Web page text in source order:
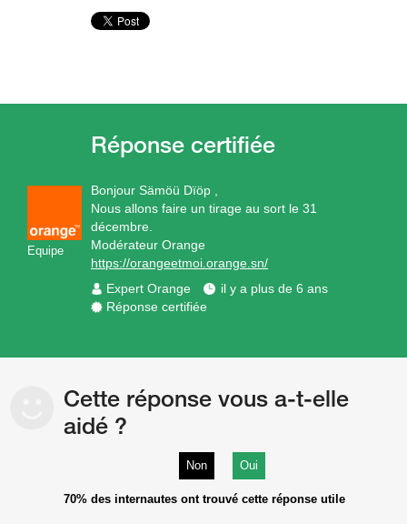
Equipe
Bonjour Sämöü Dïöp ,
Nous allons faire un tirage au sort le 31
décembre.
Modérateur Orange
https://orangeetmoi.orange.sn/
Expert Orange
il y a plus de 6 ans
Réponse certifiée
Cette réponse vous a-t-elle
aidé ?
Non Oui
70% des internautes ont trouvé cette réponse utile